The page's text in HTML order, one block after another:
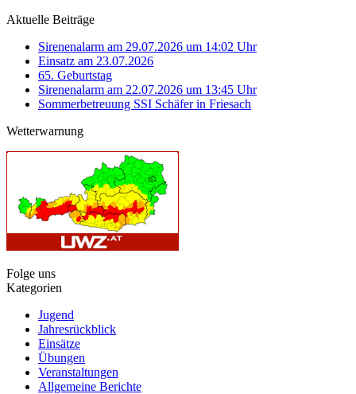
Aktuelle Beiträge
Sirenenalarm am 29.07.2026 um 14:02 Uhr
Einsatz am 23.07.2026
65. Geburtstag
Sirenenalarm am 22.07.2026 um 13:45 Uhr
Sommerbetreuung SSI Schäfer in Friesach
Wetterwarnung
Folge uns
Kategorien
Jugend
Jahresrückblick
Einsätze
Übungen
Veranstaltungen
Allgemeine Berichte